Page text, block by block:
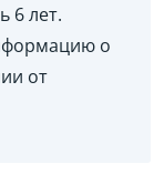
6 лет.
о
от